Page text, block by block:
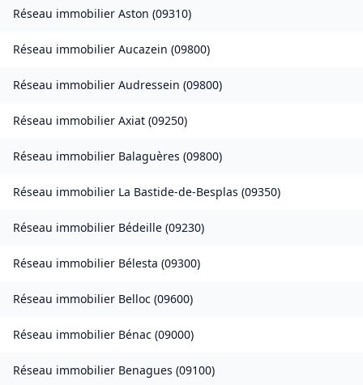
Réseau immobilier Aston (09310)
Réseau immobilier Aucazein (09800)
Réseau immobilier Audressein (09800)
Réseau immobilier Axiat (09250)
Réseau immobilier Balaguères (09800)
Réseau immobilier La Bastide-de-Besplas (09350)
Réseau immobilier Bédeille (09230)
Réseau immobilier Bélesta (09300)
Réseau immobilier Belloc (09600)
Réseau immobilier Bénac (09000)
Réseau immobilier Benagues (09100)